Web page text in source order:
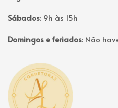
Sábados: 9h às 15h
Domingos e feriados: Não
Página inicial